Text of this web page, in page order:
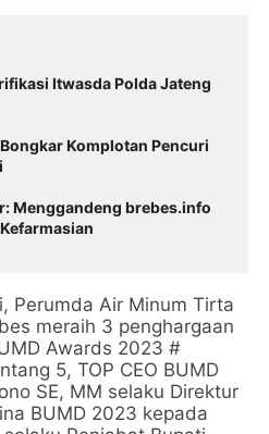
Itwasda Polda Jateng
Komplotan Pencuri
Menggandeng brebes.info
Perumda Air Minum Tirta
meraih 3 penghargaan
Awards 2023 #
5, TOP CEO BUMD
SE, MM selaku Direktur
BUMD 2023 kepada